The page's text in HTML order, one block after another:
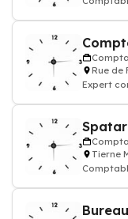
Rue de
Expert
Tierne